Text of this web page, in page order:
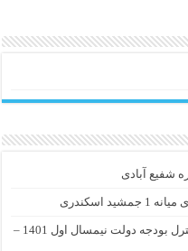
اسکندری
دانلود رایگان نمونه سوال اصول تنظیم و کنترل بودجه دولت نیمسال اول 1401 –